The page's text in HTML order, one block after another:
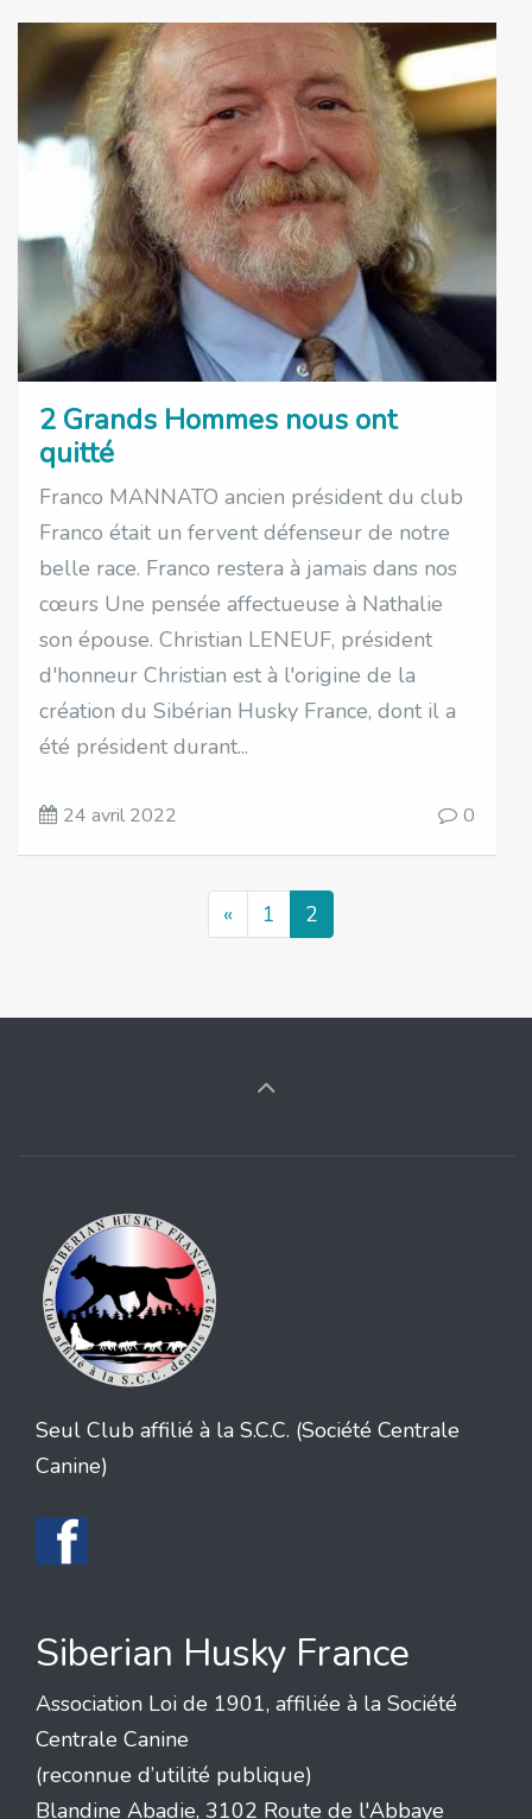
2 Grands Hommes nous ont
quitté
Franco MANNATO ancien président du club
Franco était un fervent défenseur de notre
belle race. Franco restera à jamais dans nos
cœurs Une pensée affectueuse à Nathalie
son épouse. Christian LENEUF, président
d'honneur Christian est à l'origine de la
création du Sibérian Husky France, dont il a
été président durant...
24 avril 2022 0
« 1 2
Seul Club affilié à la S.C.C. (Société Centrale
Canine)
Siberian Husky France
Association Loi de 1901, affiliée à la Société
Centrale Canine
(reconnue d’utilité publique)
Blandine Abadie, 3102 Route de l'Abbaye